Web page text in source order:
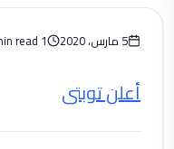
5 مارس، 2020 1 min read
أعلن توبتي